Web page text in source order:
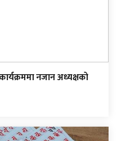
नजान अध्यक्षको